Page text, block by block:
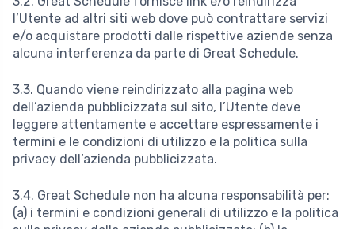
l’Utente ad altri siti web dove può contrattare servizi
e/o acquistare prodotti dalle rispettive aziende senza
alcuna interferenza da parte di Great Schedule.
3.3. Quando viene reindirizzato alla pagina web
dell’azienda pubblicizzata sul sito, l’Utente deve
leggere attentamente e accettare espressamente i
termini e le condizioni di utilizzo e la politica sulla
privacy dell’azienda pubblicizzata.
3.4. Great Schedule non ha alcuna responsabilità per:
(a) i termini e condizioni generali di utilizzo e la politica